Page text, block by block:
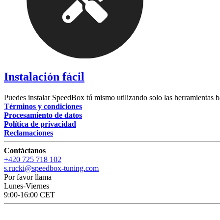
Instalación fácil
Puedes instalar SpeedBox tú mismo utilizando solo las herramientas
Términos y condiciones
Procesamiento de datos
Política de privacidad
Reclamaciones
Contáctanos
+420 725 718 102
s.rucki@speedbox-tuning.com
Por favor llama
Lunes-Viernes
9:00-16:00 CET